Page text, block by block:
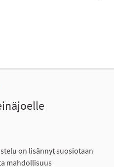
on lisännyt suosiotaan
mahdollisuus